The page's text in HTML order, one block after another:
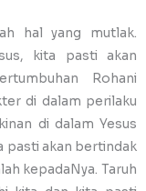
hal yang mutlak.
kita pasti akan
Rohani
di dalam perilaku
di dalam Yesus
pasti akan bertindak
kepadaNya. Taruh